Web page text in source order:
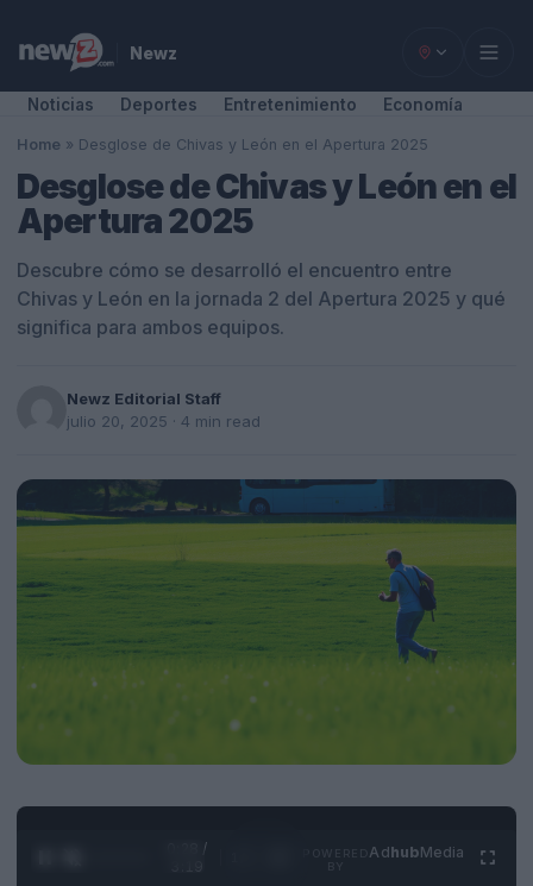
Newz
Noticias Deportes Entretenimiento Economía
Home » Desglose de Chivas y León en el Apertura 2025
Desglose de Chivas y León en el
Apertura 2025
Descubre cómo se desarrolló el encuentro entre
Chivas y León en la jornada 2 del Apertura 2025 y qué
significa para ambos equipos.
Newz Editorial Staff
julio 20, 2025 · 4 min read
0:29 /
AdhubMedia